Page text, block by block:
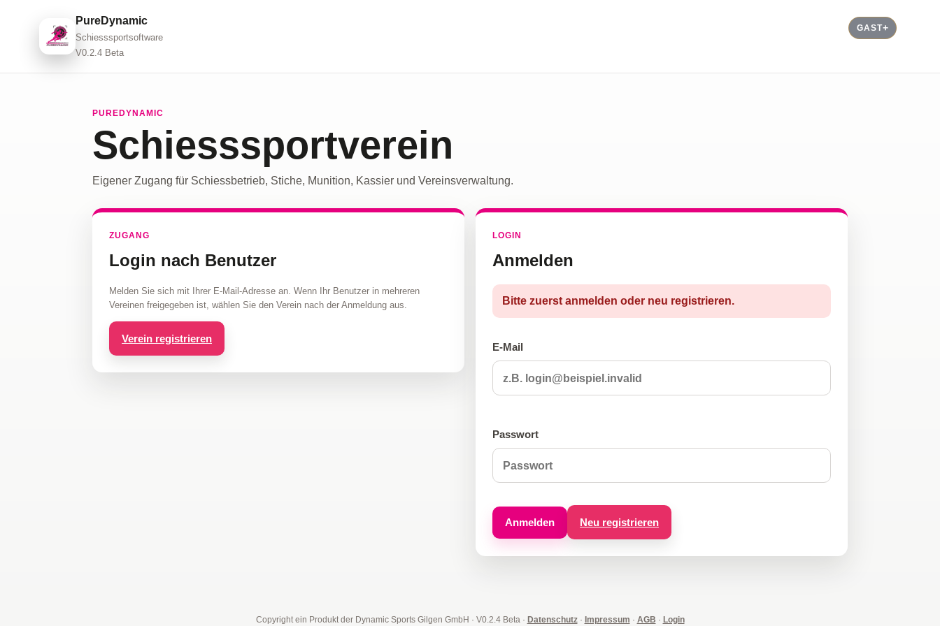
PureDynamic
Schiesssportsoftware
V0.2.4 Beta
GAST
PUREDYNAMIC
Schiesssportverein
Eigener Zugang für Schiessbetrieb, Stiche, Munition, Kassier und Vereinsverwaltung.
ZUGANG
Login nach Benutzer
Melden Sie sich mit Ihrer E-Mail-Adresse an. Wenn Ihr Benutzer in mehreren
Vereinen freigegeben ist, wählen Sie den Verein nach der Anmeldung aus.
Verein registrieren
LOGIN
Anmelden
Bitte zuerst anmelden oder neu registrieren.
E-Mail
Passwort
Anmelden Neu registrieren
Copyright ein Produkt der Dynamic Sports Gilgen GmbH · V0.2.4 Beta· Datenschutz· Impressum · AGB · Login